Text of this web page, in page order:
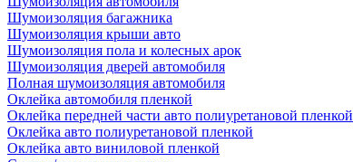
Шумоизоляция багажника
Шумоизоляция крыши авто
Шумоизоляция пола и колесных арок
Шумоизоляция дверей автомобиля
Полная шумоизоляция автомобиля
Оклейка автомобиля пленкой
Оклейка передней части авто полиуретановой пленкой
Оклейка авто полиуретановой пленкой
Оклейка авто виниловой пленкой